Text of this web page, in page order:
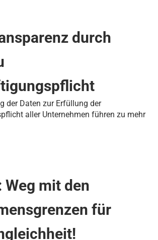
durch
der Daten zur Erfüllung der
aller Unternehmen führen zu mehr
Weg mit den
für